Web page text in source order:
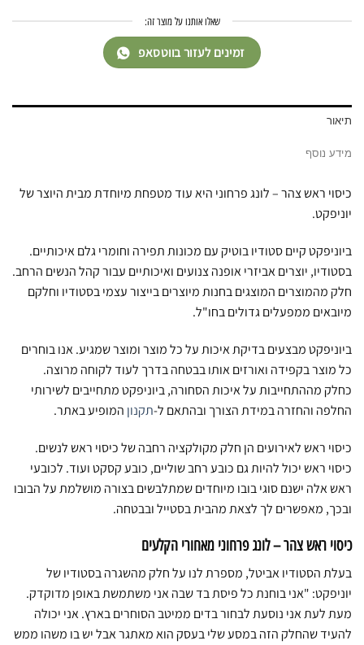
שאלו אותנו על מוצר זה:
זמינים לעזור בווטסאפ
תיאור
מידע נוסף
כיסוי ראש צהר – לונג פרחוני היא עוד מטפחת מיוחדת מבית היוצר של
יוניפקט.
ביוניפקט קיים סטודיו בוטיק עם מכונות תפירה וחומרי גלם איכותיים.
בסטודיו, יוצרים אביזרי אופנה צנועים ואיכותיים עבור קהל הנשים הרחב.
חלק מהמוצרים המוצגים בחנות מיוצרים בייצור עצמי בסטודיו וחלקם
מיובאים ממפעלים גדולים בחו"ל.
ביוניפקט מבצעים בדיקת איכות על כל מוצר ומוצר שמגיע. אנו בוחרים
כל מוצר בקפידה ואורזים אותו בבטחה בדרך לעוד לקוחה מרוצה.
כחלק מההתחייבות על איכות הסחורה, ביוניפקט מתחייבים לשירותי
החלפה והחזרה במידת הצורך ובהתאם ל-תקנון המופיע באתר.
כיסוי ראש לאירועים הן חלק מקולקציה רחבה של כיסוי ראש לנשים.
כיסוי ראש יכול להיות גם כובע רחב שוליים, כובע קסקט ועוד. לכובעי
ראש אלה ישנם סוגי בובו מיוחדים שמתלבשים בצורה מושלמת על הבובו
ובכך, מאפשרים לך לצאת מהבית בסטייל ובבטחה.
כיסוי ראש צהר – לונג פרחוני מאחורי הקלעים
בעלת הסטודיו אביטל, מספרת לנו על חלק מהשגרה בסטודיו של
יוניפקט: "אני בוחנת כל פיסת בד שבה אני משתמשת באופן מדוקדק.
מעת לעת אני נוסעת לבחור בדים ממיטב הסוחרים בארץ. אני יכולה
להעיד שהחלק הזה במסע שלי בעסק הוא מאתגר אבל יש בו משהו ממש